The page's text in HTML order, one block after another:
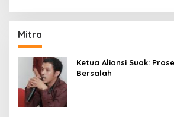
Mitra
Ketua Aliansi Suak:
Bersalah